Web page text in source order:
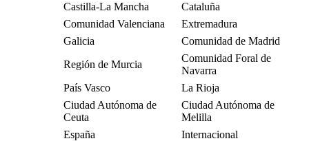
Castilla-La Mancha
Cataluña
Comunidad Valenciana
Extremadura
Galicia
Comunidad de Madrid
Región de Murcia
Comunidad Foral de
Navarra
País Vasco
La Rioja
Ciudad Autónoma de
Ceuta
Ciudad Autónoma de
Melilla
España
Internacional